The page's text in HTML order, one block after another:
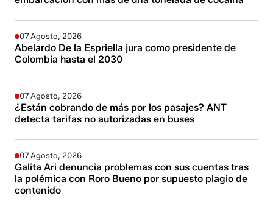
07 Agosto, 2026
Abelardo De la Espriella jura como presidente de
Colombia hasta el 2030
07 Agosto, 2026
¿Están cobrando de más por los pasajes? ANT
detecta tarifas no autorizadas en buses
07 Agosto, 2026
Galita Ari denuncia problemas con sus cuentas tras
la polémica con Roro Bueno por supuesto plagio de
contenido